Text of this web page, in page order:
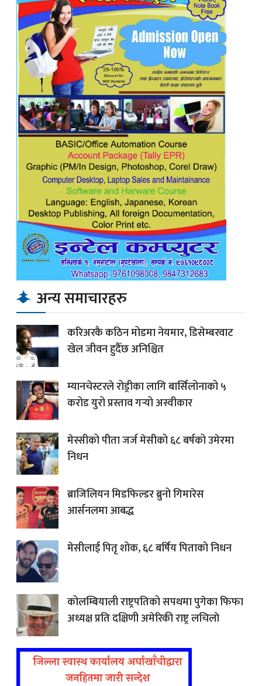
अन्य समाचारहरु
करिअरकै कठिन मोडमा नेयमार, डिसेम्बरवाट
खेल जीवन हुदैँछ अनिश्चित
म्यानचेस्टरले रोड्रीका लागि बार्सिलोनाको ५
करोड युरो प्रस्ताव गर्‍यो अस्वीकार
मेस्सीको पीता जर्ज मेसीको ६८ बर्षको उमेरमा
निधन
ब्राजिलियन मिडफिल्डर ब्रुनो गिमारेस
आर्सनलमा आबद्ध
मेसीलाई पितृ शोक, ६८ बर्षिय पिताको निधन
कोलम्बियाली राष्ट्रपतिको सपथमा पुगेका फिफा
अध्यक्ष प्रति दक्षिणी अमेरिकी राष्ट्र लचिलाे